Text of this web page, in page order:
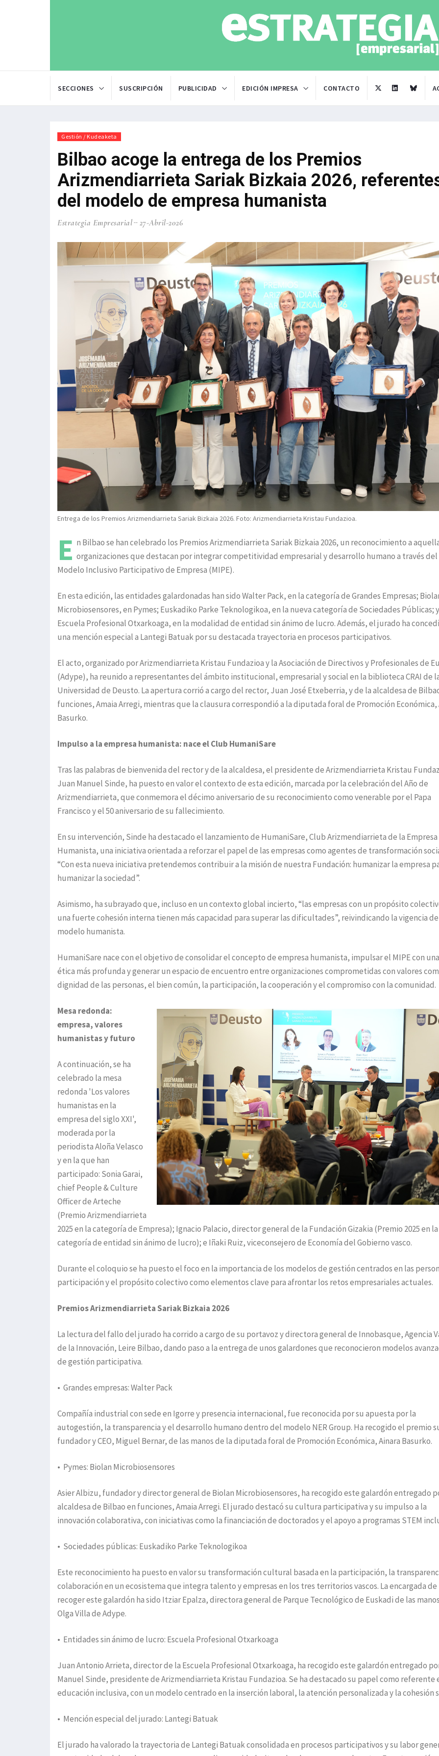
SECCIONES SUSCRIPCIÓN PUBLICIDAD EDICIÓN IMPRESA CONTACTO
Gestión / Kudeaketa
Bilbao acoge la entrega de los Premios
Arizmendiarrieta Sariak Bizkaia 2026,
del modelo de empresa humanista
Estrategia Empresarial 27-Abril-2026
Entrega de los Premios Arizmendiarrieta Sariak Bizkaia 2026. Foto: Arizmendiarrieta Kristau Fundazioa.
E n Bilbao se han celebrado los Premios Arizmendiarrieta Sariak Bizkaia 2026, un reconocimiento a
organizaciones que destacan por integrar competitividad empresarial y desarrollo humano a través del
Modelo Inclusivo Participativo de Empresa (MIPE).
En esta edición, las entidades galardonadas han sido Walter Pack, en la categoría de Grandes Empresas;
Microbiosensores, en Pymes; Euskadiko Parke Teknologikoa, en la nueva categoría de Sociedades Públicas;
Escuela Profesional Otxarkoaga, en la modalidad de entidad sin ánimo de lucro. Además, el jurado ha
una mención especial a Lantegi Batuak por su destacada trayectoria en procesos participativos.
El acto, organizado por Arizmendiarrieta Kristau Fundazioa y la Asociación de Directivos y Profesionales de
(Adype), ha reunido a representantes del ámbito institucional, empresarial y social en la biblioteca CRAI de
Universidad de Deusto. La apertura corrió a cargo del rector, Juan José Etxeberria, y de la alcaldesa de
funciones, Amaia Arregi, mientras que la clausura correspondió a la diputada foral de Promoción Económica,
Basurko.
Impulso a la empresa humanista: nace el Club HumaniSare
Tras las palabras de bienvenida del rector y de la alcaldesa, el presidente de Arizmendiarrieta Kristau
Juan Manuel Sinde, ha puesto en valor el contexto de esta edición, marcada por la celebración del Año de
Arizmendiarrieta, que conmemora el décimo aniversario de su reconocimiento como venerable por el Papa
Francisco y el 50 aniversario de su fallecimiento.
En su intervención, Sinde ha destacado el lanzamiento de HumaniSare, Club Arizmendiarrieta de la Empresa
Humanista, una iniciativa orientada a reforzar el papel de las empresas como agentes de transformación
“Con esta nueva iniciativa pretendemos contribuir a la misión de nuestra Fundación: humanizar la empresa
humanizar la sociedad”.
Asimismo, ha subrayado que, incluso en un contexto global incierto, “las empresas con un propósito
una fuerte cohesión interna tienen más capacidad para superar las dificultades”, reivindicando la vigencia
modelo humanista.
HumaniSare nace con el objetivo de consolidar el concepto de empresa humanista, impulsar el MIPE con
ética más profunda y generar un espacio de encuentro entre organizaciones comprometidas con valores
dignidad de las personas, el bien común, la participación, la cooperación y el compromiso con la comunidad.
Mesa redonda:
empresa, valores
humanistas y futuro
A continuación, se ha
celebrado la mesa
redonda 'Los valores
humanistas en la
empresa del siglo XXI',
moderada por la
periodista Aloña Velasco
y en la que han
participado: Sonia Garai,
chief People & Culture
Officer de Arteche
(Premio Arizmendiarrieta
2025 en la categoría de Empresa); Ignacio Palacio, director general de la Fundación Gizakia (Premio 2025 en la
categoría de entidad sin ánimo de lucro); e Iñaki Ruiz, viceconsejero de Economía del Gobierno vasco.
Durante el coloquio se ha puesto el foco en la importancia de los modelos de gestión centrados en las
participación y el propósito colectivo como elementos clave para afrontar los retos empresariales actuales.
Premios Arizmendiarrieta Sariak Bizkaia 2026
La lectura del fallo del jurado ha corrido a cargo de su portavoz y directora general de Innobasque, Agencia
de la Innovación, Leire Bilbao, dando paso a la entrega de unos galardones que reconocieron modelos
de gestión participativa.
• Grandes empresas: Walter Pack
Compañía industrial con sede en Igorre y presencia internacional, fue reconocida por su apuesta por la
autogestión, la transparencia y el desarrollo humano dentro del modelo NER Group. Ha recogido el premio
fundador y CEO, Miguel Bernar, de las manos de la diputada foral de Promoción Económica, Ainara Basurko.
• Pymes: Biolan Microbiosensores
Asier Albizu, fundador y director general de Biolan Microbiosensores, ha recogido este galardón entregado
alcaldesa de Bilbao en funciones, Amaia Arregi. El jurado destacó su cultura participativa y su impulso a la
innovación colaborativa, con iniciativas como la financiación de doctorados y el apoyo a programas STEM
• Sociedades públicas: Euskadiko Parke Teknologikoa
Este reconocimiento ha puesto en valor su transformación cultural basada en la participación, la
colaboración en un ecosistema que integra talento y empresas en los tres territorios vascos. La encargada de
recoger este galardón ha sido Itziar Epalza, directora general de Parque Tecnológico de Euskadi de las
Olga Villa de Adype.
• Entidades sin ánimo de lucro: Escuela Profesional Otxarkoaga
Juan Antonio Arrieta, director de la Escuela Profesional Otxarkoaga, ha recogido este galardón entregado
Manuel Sinde, presidente de Arizmendiarrieta Kristau Fundazioa. Se ha destacado su papel como referente
educación inclusiva, con un modelo centrado en la inserción laboral, la atención personalizada y la cohesión
• Mención especial del jurado: Lantegi Batuak
El jurado ha valorado la trayectoria de Lantegi Batuak consolidada en procesos participativos y su labor